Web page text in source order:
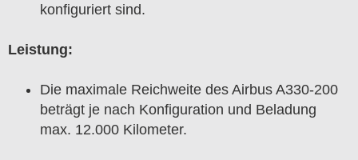
konfiguriert sind.
Leistung:
Die maximale Reichweite des Airbus A330-200
beträgt je nach Konfiguration und Beladung
max. 12.000 Kilometer.